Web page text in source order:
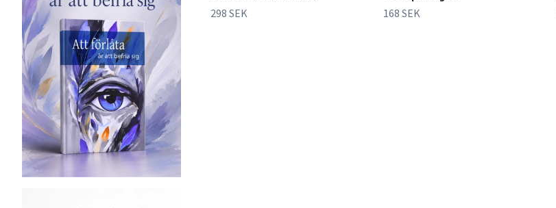
298 SEK
168 SEK